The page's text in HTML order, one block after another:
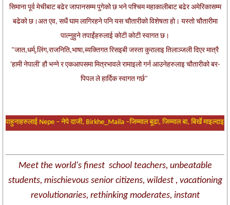
सिमाना पूर्व मेचीबाट बढेर जापानसम्म पुगेको छ भने पश्चिम महाकालीबाट बढेर अमेरिकासम्म
बढेको छ।अत एव, सधैं घाम लागिरहने पनि यस चौतारीको विशेषता हो। यस्तो चौतारीमा
पाल्नुहुने तपाईंहरुलाई कोटी कोटी स्वागत छ।
"जात,धर्म्,लिंग,राजनिति,भाषा,ब्यक्तिगत रिसइबी जस्ता कुरालाइ तिलाञ्जली दिएर मात्रै
'हामी नेपाली' हौ भन्ने र एकआपसमा मित्रभावले रामाइलो गर्न आउनेहरुलाइ चौतारीको बर-
पिपल ले हार्दिक स्वागत गर्छ"
Nepe – नेपे दाजी, Birkhe_Maila –जिम्माल बूढा, जिम्माल बा, बिर्खे
Meet the world's finest school teachers, unbeatable
students, mischievous senior citizens, wildest , vacationing
revolutionaries, rethinking moderates, instant